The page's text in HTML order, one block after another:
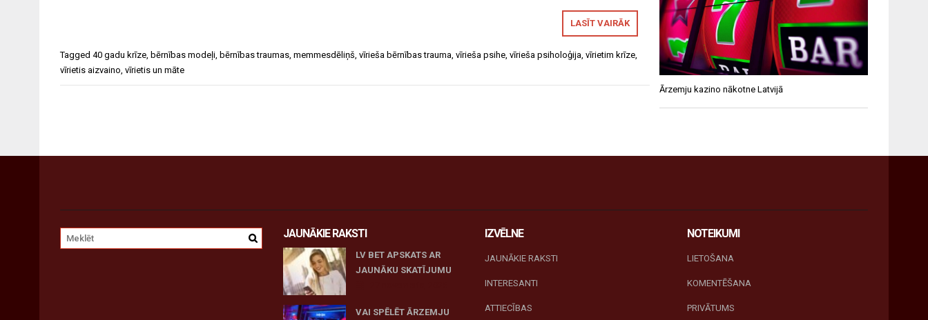
LASĪT VAIRĀK
Tagged 40 gadu krīze bērnības modeļi bērnības traumas memmesdēliņš vīrieša bērnības trauma vīrieša psihe vīrieša psiholoģija vīrietim krīze
vīrietis aizvaino vīrietis un māte
Ārzemju kazino nākotne Latvijā
JAUNĀKIE RAKSTI
LV BET APSKATS AR
JAUNĀKU SKATĪJUMU
VAI SPĒLĒT ĀRZEMJU
IZVĒLNE
JAUNĀKIE RAKSTI
INTERESANTI
ATTIECĪBAS
NOTEIKUMI
LIETOŠANA
KOMENTĒŠANA
PRIVĀTUMS